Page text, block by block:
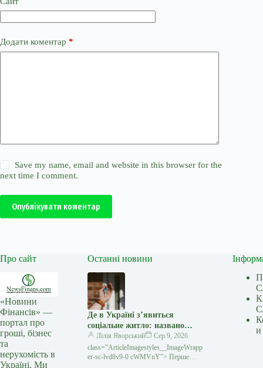
Додати коментар *
Save my name, email and website in this browser for the
next time I comment.
Опублікувати коментар
Про сайт
«Новини
Фінансів» —
портал про
гроші, бізнес
та
нерухомість в
Україні. Ми
Останні новини
Де в Україні з’явиться
соціальне житло: названо
перші п’ять міст
Лілія Яворський
Сер 9, 2026
class=”ArticleImagestyles__ImageWrapp
er-sc-lvd8v9-0 cWMVnY”> Перше
и